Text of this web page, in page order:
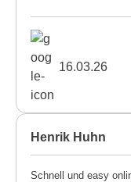
16.03.26
Henrik Huhn
Schnell und easy